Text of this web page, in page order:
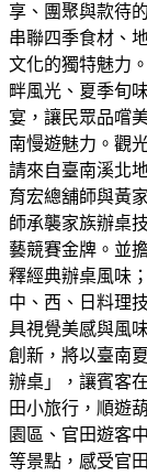
享、團聚與款待
串聯四季食材、
文化的獨特魅力
畔風光、夏季旬
宴，讓民眾品嚐
南慢遊魅力。觀
請來自臺南溪北
育宏總舖師與黃
師承襲家族辦桌
藝競賽金牌。並
釋經典辦桌風味
中、西、日料理
具視覺美感與風
創新，將以臺南
辦桌」，讓賓客
田小旅行，順遊
園區、官田遊客
等景點，感受官